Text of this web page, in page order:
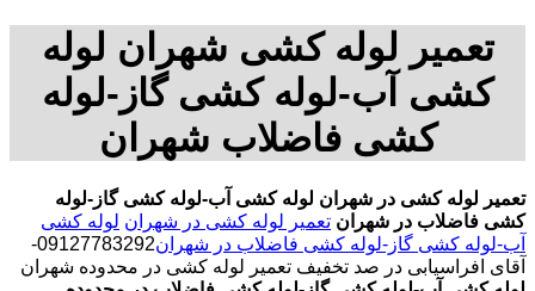
تعمیر لوله کشی شهران لوله
کشی آب-لوله کشی گاز-لوله
کشی فاضلاب شهران
تعمیر لوله کشی در شهران لوله کشی آب-لوله کشی گاز-لوله
کشی فاضلاب در شهران تعمیر لوله کشی در شهران لوله کشی
آب-لوله کشی گاز-لوله کشی فاضلاب در شهران
09127783292-
آقای افراسیابی در صد تخفیف تعمیر لوله کشی در محدوده شهران